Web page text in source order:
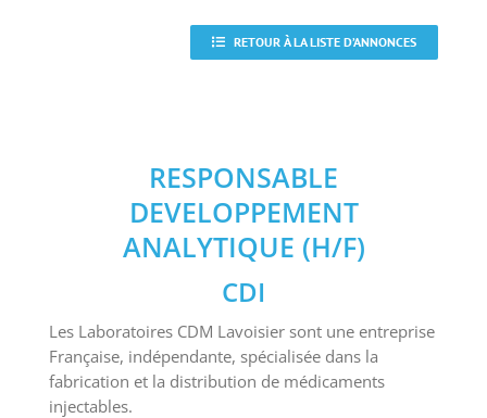
RETOUR À LA LISTE D’ANNONCES
RESPONSABLE
DEVELOPPEMENT
ANALYTIQUE (H/F)
CDI
Les Laboratoires CDM Lavoisier sont une entreprise
Française, indépendante, spécialisée dans la
fabrication et la distribution de médicaments
injectables.